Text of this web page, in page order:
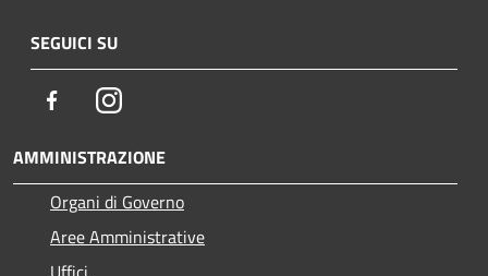
SEGUICI SU
FacebookInstagram
AMMINISTRAZIONE
Organi di Governo
Aree Amministrative